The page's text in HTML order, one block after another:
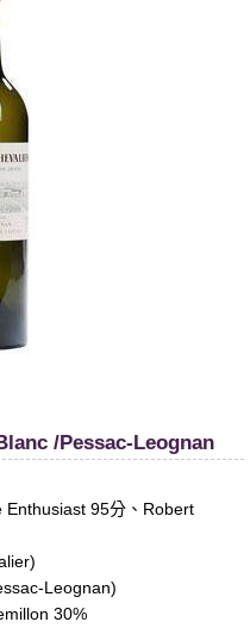
/Pessac-Leognan
95分、Robert
Leognan)
30%